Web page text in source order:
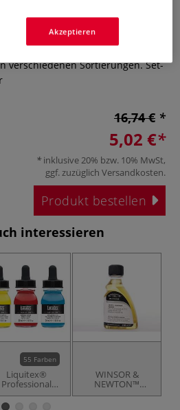
Drawing Ink Sets enthalten
mit hervorragender
verschiedenen Sortierungen. Set-
16,74 €
5,02 €
inklusive 20% bzw. 10% MwSt,
ggf. zuzüglich Versandkosten.
Produkt bestellen
interessieren
55 Farben
Liquitex®
Professional
Ink flüssige
einzeln
WINSOR &
NEWTON™
Künstler-
Akzeptieren